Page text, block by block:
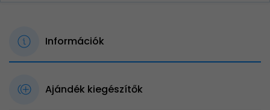
Információk
Ajándék kiegészítők